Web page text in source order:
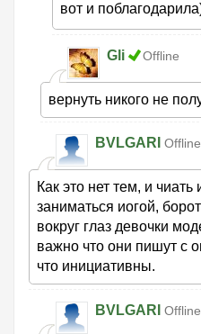
вот и
Gli Offline
вернуть никого не
BVLGARI Offline
Как это нет тем, и
заниматься иогой,
вокруг глаз девочки
важно что они пишут с
что инициативны.
BVLGARI Offline